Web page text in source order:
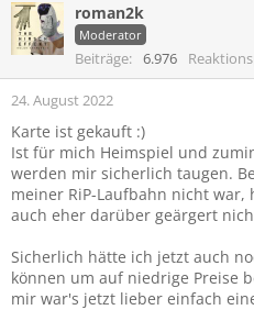
k
t
i
n
e
n
:
roman2k
Moderator
Beiträge 6.976
24. August 2022
Karte ist gekauft :)
Ist für mich Heimspiel und
werden mir sicherlich taugen.
meiner RiP-Laufbahn nicht
auch eher darüber geärgert
Sicherlich hätte ich jetzt auch
können um auf niedrige Preise
mir war's jetzt lieber einfach